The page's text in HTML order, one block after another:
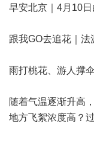
早安北京｜4月10
跟我GO去追花｜法
雨打桃花、游人撑
随着气温逐渐升高
地方飞絮浓度高？